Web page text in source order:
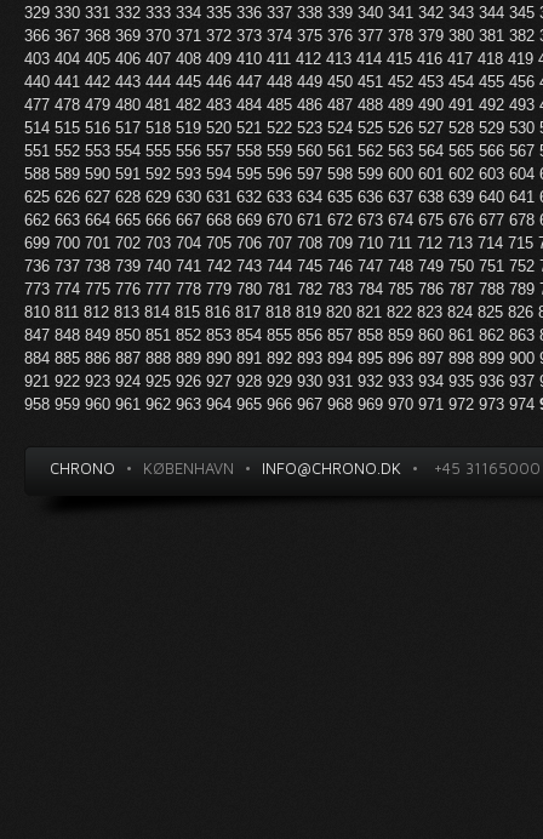
329 330 331 332 333 334 335 336 337 338 339 340 341 342 343 344 345
366 367 368 369 370 371 372 373 374 375 376 377 378 379 380 381 382
403 404 405 406 407 408 409 410 411 412 413 414 415 416 417 418 419
440 441 442 443 444 445 446 447 448 449 450 451 452 453 454 455 456
477 478 479 480 481 482 483 484 485 486 487 488 489 490 491 492 493
514 515 516 517 518 519 520 521 522 523 524 525 526 527 528 529 530
551 552 553 554 555 556 557 558 559 560 561 562 563 564 565 566 567
588 589 590 591 592 593 594 595 596 597 598 599 600 601 602 603 604
625 626 627 628 629 630 631 632 633 634 635 636 637 638 639 640 641
662 663 664 665 666 667 668 669 670 671 672 673 674 675 676 677 678
699 700 701 702 703 704 705 706 707 708 709 710 711 712 713 714 715
736 737 738 739 740 741 742 743 744 745 746 747 748 749 750 751 752
773 774 775 776 777 778 779 780 781 782 783 784 785 786 787 788 789
810 811 812 813 814 815 816 817 818 819 820 821 822 823 824 825 826
847 848 849 850 851 852 853 854 855 856 857 858 859 860 861 862 863
884 885 886 887 888 889 890 891 892 893 894 895 896 897 898 899 900
921 922 923 924 925 926 927 928 929 930 931 932 933 934 935 936 937
958 959 960 961 962 963 964 965 966 967 968 969 970 971 972 973 974
CHRONO • KØBENHAVN • INFO@CHRONO.DK • +45 31165000